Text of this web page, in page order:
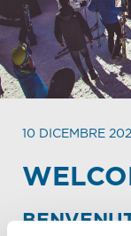
10 DICEMBRE